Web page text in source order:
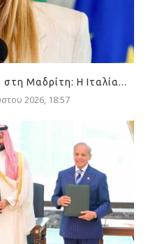
Μαδρίτη: Η Ιταλία...
2026, 18:57